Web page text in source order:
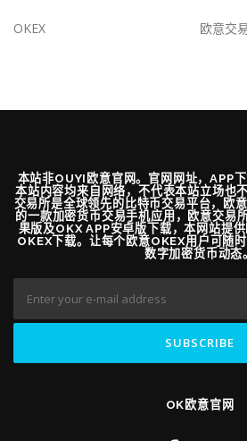
OKEX 欧意交
本站非OUYI欧意官网。官网网址，APP下
本站内容均来自网络，不代表本站立场也
交易所是全球领先的比特币交易平台，欧
的一款加密货币交易手机应用，欧意交易
果版及OKX APP安卓版下载，本网站提
OKEX下载。让每个欧意OKEX用户可随
数字加密货币动态
OK欧意官网